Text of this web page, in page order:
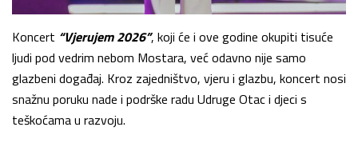
Koncert “Vjerujem 2026”, koji će i ove godine okupiti tisuće
ljudi pod vedrim nebom Mostara, već odavno nije samo
glazbeni događaj. Kroz zajedništvo, vjeru i glazbu, koncert nosi
snažnu poruku nade i podrške radu Udruge Otac i djeci s
teškoćama u razvoju.